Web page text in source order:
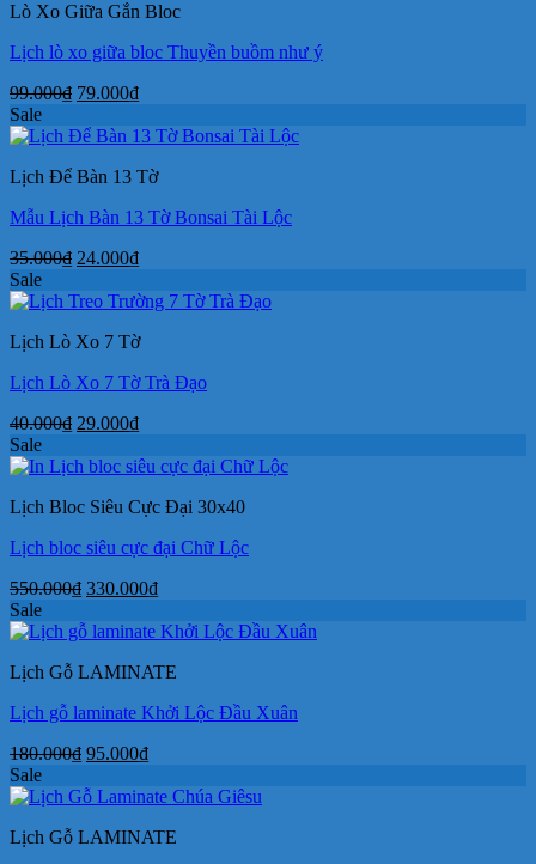
29.000₫.
Lò Xo Giữa Gắn Bloc
Lịch lò xo giữa bloc Thuyền buồm như ý
99.000₫ Giá
là:
79.000₫Giá
tại
79.000₫.
Sale
Lịch Để Bàn 13 Tờ
Mẫu Lịch Bàn 13 Tờ Bonsai Tài Lộc
35.000₫ Giá
là:
24.000₫Giá
tại
24.000₫.
Sale
Lịch Lò Xo 7 Tờ
Lịch Lò Xo 7 Tờ Trà Đạo
40.000₫ Giá
là:
29.000₫Giá
tại
29.000₫.
Sale
Lịch Bloc Siêu Cực Đại 30x40
Lịch bloc siêu cực đại Chữ Lộc
550.000₫ Giá
là:
330.000₫Giá
tại
330.000₫.
Sale
Lịch Gỗ LAMINATE
Lịch gỗ laminate Khởi Lộc Đầu Xuân
180.000₫ Giá
là:
95.000₫Giá
tại
95.000₫.
Sale
Lịch Gỗ LAMINATE